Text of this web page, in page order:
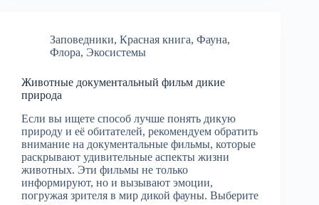
Заповедники, Красная книга, Фауна,
Флора, Экосистемы
Животные документальный фильм дикие
природа
Если вы ищете способ лучше понять дикую
природу и её обитателей, рекомендуем обратить
внимание на документальные фильмы, которые
раскрывают удивительные аспекты жизни
животных. Эти фильмы не только
информируют, но и вызывают эмоции,
погружая зрителя в мир дикой фауны. Выберите